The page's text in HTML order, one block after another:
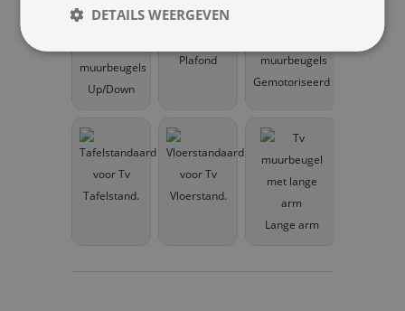
Up/Down
Plafond
Gemotoriseerd
Tafelstand.
Vloerstand.
Lange arm
DETAILS WEERGEVEN